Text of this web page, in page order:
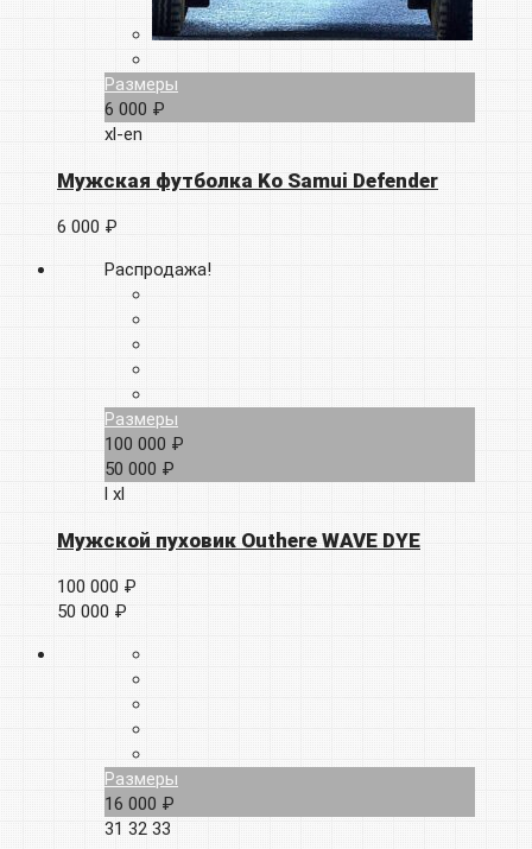
Размеры
6 000 ₽
xl-en
Мужская футболка Ko Samui Defender
6 000 ₽
Распродажа!
Размеры
100 000 ₽
50 000 ₽
l xl
Мужской пуховик Outhere WAVE DYE
100 000 ₽
50 000 ₽
Размеры
16 000 ₽
31 32 33